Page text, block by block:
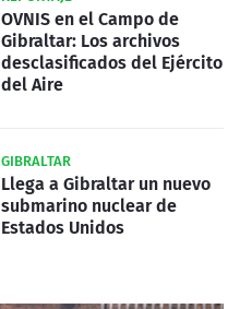
OVNIS en el Campo de
Gibraltar: Los archivos
desclasificados del Ejército
del Aire
GIBRALTAR
Llega a Gibraltar un nuevo
submarino nuclear de
Estados Unidos